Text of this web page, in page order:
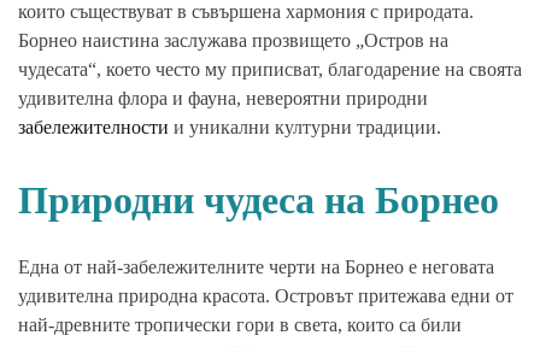
които съществуват в съвършена хармония с природата.
Борнео наистина заслужава прозвището „Остров на
чудесата“, което често му приписват, благодарение на своята
удивителна флора и фауна, невероятни природни
забележителности и уникални културни традиции.
Природни чудеса на Борнео
Една от най-забележителните черти на Борнео е неговата
удивителна природна красота. Островът притежава едни от
най-древните тропически гори в света, които са били